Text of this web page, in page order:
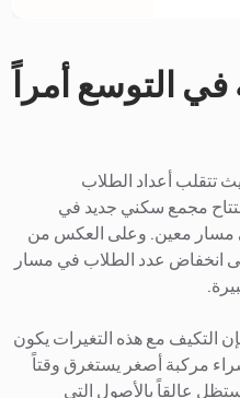
في التوسع أمراً
تتقلب أعداد الطلاب
مجمع سكني جديد في
مسار معين. وعلى العكس من
انخفاض عدد الطلاب في مسار
التكيف مع هذه التغيرات يكون
مركبة أصغر يستغرق وقتاً
عالقاً بالأصول التي